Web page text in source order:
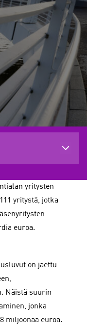
yritysten
yritystä, jotka
euroa.
on jaettu
Näistä suurin
jonka
miljoonaa euroa.